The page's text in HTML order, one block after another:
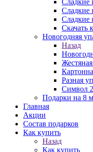
Сладкие
Сладкие
Сладкие
Скачать
Новогодняя
Назад
Разная
Символ
Подарки на 8
Главная
Акции
Состав подарков
Как купить
Назад
Как купить